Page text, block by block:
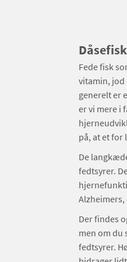
Fede fisk
vitamin, jod
generelt er
er vi mere i
på, at et for
De
fedtsyrer.
Der findes
men om du
fedtsyrer.